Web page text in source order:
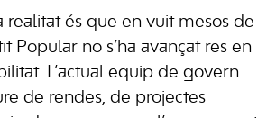
realitat és que en vuit mesos de
Popular no s’ha avançat res en
L’actual equip de govern
de rendes, de projectes